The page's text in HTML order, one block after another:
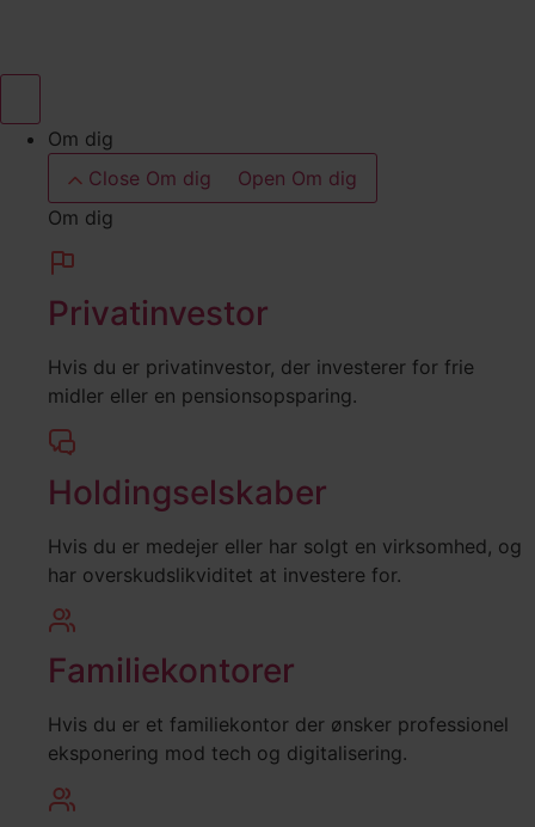
indhold
Om dig
Close Om dig
Open Om dig
Om dig
Privatinvestor
Hvis du er privatinvestor, der investerer for frie
midler eller en pensionsopsparing.
Holdingselskaber
Hvis du er medejer eller har solgt en virksomhed, og
har overskudslikviditet at investere for.
Familiekontorer
Hvis du er et familiekontor der ønsker professionel
eksponering mod tech og digitalisering.